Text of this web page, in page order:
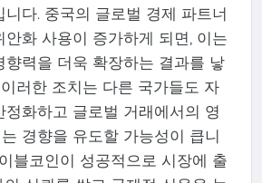
니다. 중국의 글로벌 경제 파트너
안화 사용이 증가하게 되면, 이는
향력을 더욱 확장하는 결과를 낳
러한 조치는 다른 국가들도 자
정화하고 글로벌 거래에서의 영
경향을 유도할 가능성이 큽니
블코인이 성공적으로 시장에 출